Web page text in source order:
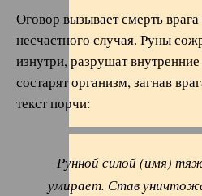
Оговор вызывает смерть
несчастного случая. Руны
изнутри, разрушат
состарят организм, загнав
текст порчи:
Рунной силой (имя)
умирает. Став